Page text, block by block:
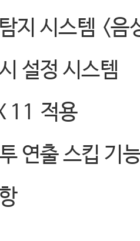
지 시스템 <음
설정 시스템
11 적용
연출 스킵 기